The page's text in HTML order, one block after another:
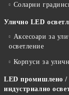
Соларни
Улично LED
Аксесоари за
осветление
Корпуси за
LED промишлено /
индустриално